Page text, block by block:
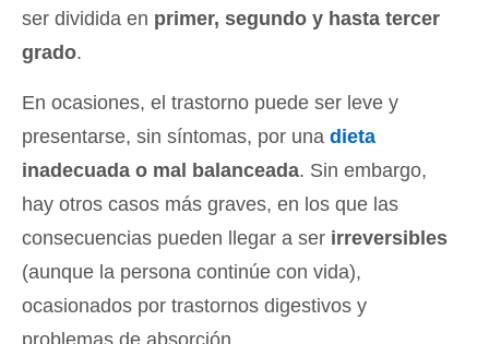
ser dividida en primer, segundo y hasta tercer
grado.
En ocasiones, el trastorno puede ser leve y
presentarse, sin síntomas, por una dieta
inadecuada o mal balanceada. Sin embargo,
hay otros casos más graves, en los que las
consecuencias pueden llegar a ser irreversibles
(aunque la persona continúe con vida),
ocasionados por trastornos digestivos y
problemas de absorción.